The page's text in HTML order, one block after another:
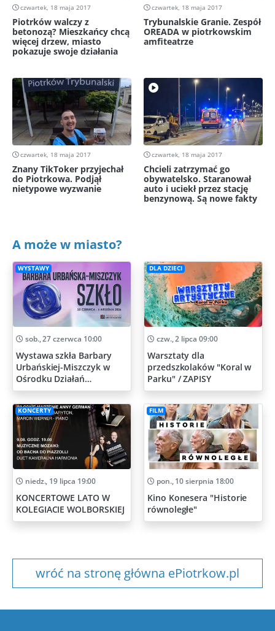
czwartek, 18 maja 2017
Piotrków walczy z
betonozą? Mieszkańcy chcą
więcej drzew, miasto
pokazuje swoje działania
czwartek, 18 maja 2017
Trybunalskie Granie. Zespół
OREADA w piotrkowskim
amfiteatrze
czwartek, 18 maja 2017
Znany TikToker przyjechał
do Piotrkowa. Podjął
nietypowe wyzwanie
czwartek, 18 maja 2017
Chcieli zatrzymać go
obywatelsko. Staranował
auto i uciekł przez stację
benzynową. Są nowe fakty
A może w miasto?
WYSTAWY
sob., 27 czerwca 10:00
Wystawa szkła Barbary
Urbańskiej-Miszczyk w
Ośrodku Działań
Artystycznych
DLA DZIECI
czw., 2 lipca 09:00
Warsztaty dla
przedszkolaków "Koral w
Parku" / ZAPISY
KONCERTY
niedz., 19 lipca 19:00
KONCERTOWE LATO W
KOLEGIACIE WOLBORSKIEJ
FILM
pon., 10 sierpnia 18:00
Kino Konesera "Historie
równoległe"
wróć na stronę główna ePiotrkow.pl